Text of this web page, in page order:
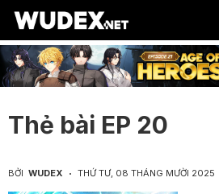
Thẻ bài EP 20
BỞI WUDEX THỨ TƯ, 08 THÁNG MƯỜI 2025